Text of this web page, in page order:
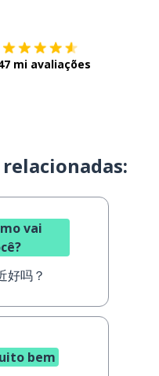
mi avaliações
vai
好吗？
bem